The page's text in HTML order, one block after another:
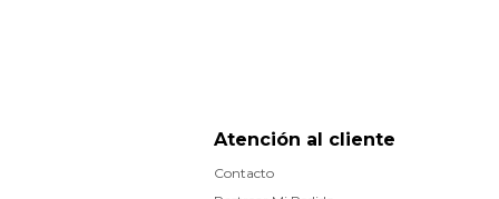
Atención al cliente
Contacto